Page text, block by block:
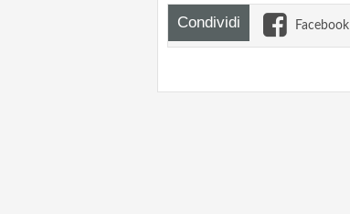
Condividi Facebook